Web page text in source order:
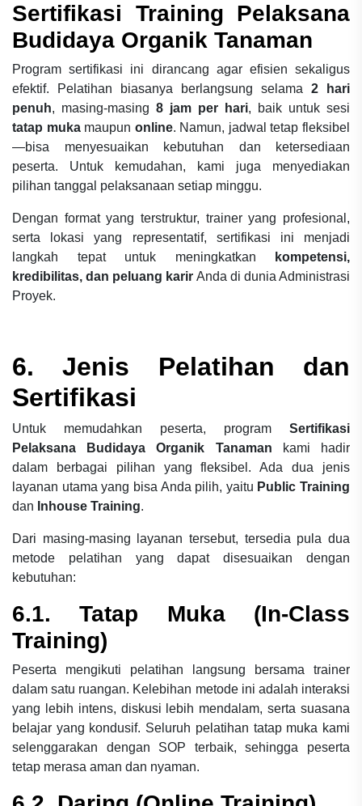
Sertifikasi Training Pelaksana
Budidaya Organik Tanaman
Program sertifikasi ini dirancang agar efisien sekaligus
efektif. Pelatihan biasanya berlangsung selama 2 hari
penuh, masing-masing 8 jam per hari, baik untuk sesi
tatap mukamaupun online. Namun, jadwal tetap fleksibel
—bisa menyesuaikan kebutuhan dan ketersediaan
peserta. Untuk kemudahan, kami juga menyediakan
pilihan tanggal pelaksanaan setiap minggu.
Dengan format yang terstruktur, trainer yang profesional,
serta lokasi yang representatif, sertifikasi ini menjadi
langkah tepat untuk meningkatkan
kompetensi,
kredibilitas, dan peluang karir Anda di dunia Administrasi
Proyek.
6. Jenis Pelatihan dan
Sertifikasi
Untuk memudahkan peserta, program Sertifikasi
Pelaksana Budidaya Organik Tanaman
kami hadir
dalam berbagai pilihan yang fleksibel. Ada dua jenis
layanan utama yang bisa Anda pilih, yaitu Public Training
dan Inhouse Training.
Dari masing-masing layanan tersebut, tersedia pula dua
metode pelatihan yang dapat disesuaikan dengan
kebutuhan:
6.1. Tatap Muka (In-Class
Training)
Peserta mengikuti pelatihan langsung bersama trainer
dalam satu ruangan. Kelebihan metode ini adalah interaksi
yang lebih intens, diskusi lebih mendalam, serta suasana
belajar yang kondusif. Seluruh pelatihan tatap muka kami
selenggarakan dengan SOP terbaik, sehingga peserta
tetap merasa aman dan nyaman.